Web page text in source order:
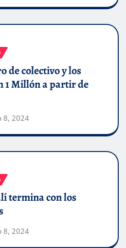
de colectivo y los
1 Millón a partir de
8, 2024
termina con los
8, 2024